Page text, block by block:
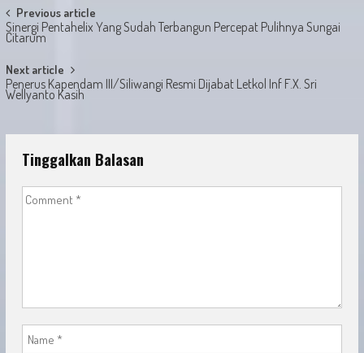
Post
navigation
Previous article
Sinergi Pentahelix Yang Sudah Terbangun Percepat Pulihnya Sungai
Citarum
Next article
Penerus Kapendam III/Siliwangi Resmi Dijabat Letkol Inf F.X. Sri
Wellyanto Kasih
Tinggalkan Balasan